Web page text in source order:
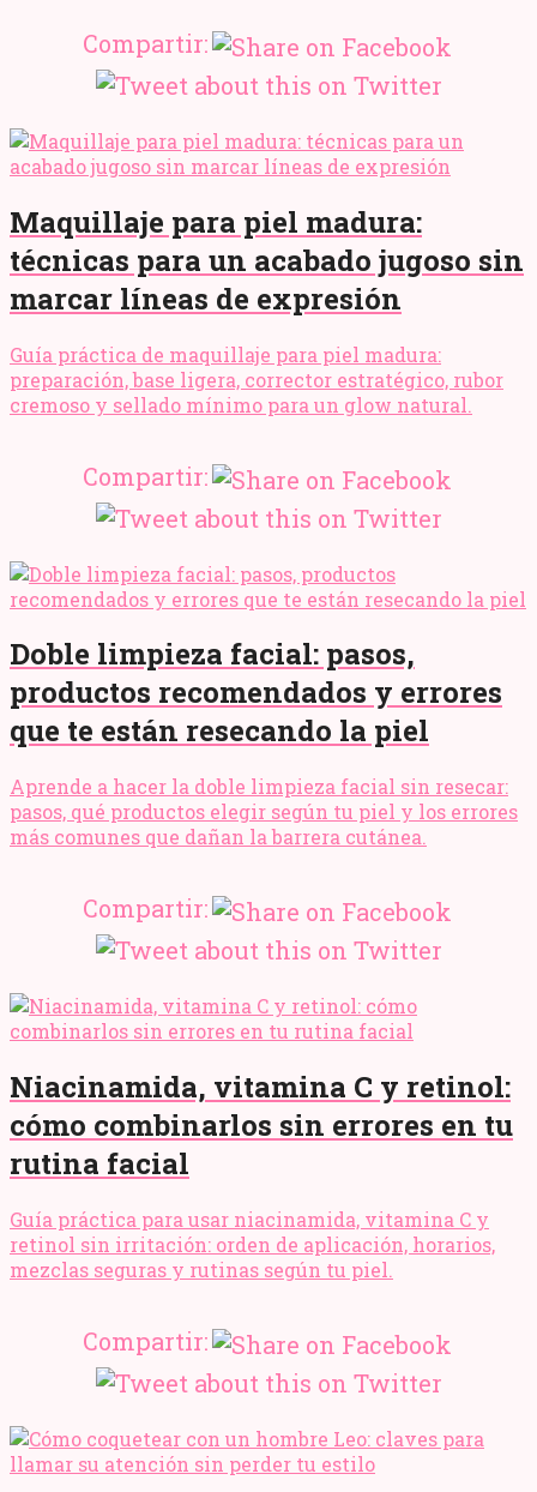
Compartir:
Maquillaje para piel madura:
técnicas para un acabado jugoso sin
marcar líneas de expresión
Guía práctica de maquillaje para piel madura:
preparación, base ligera, corrector estratégico, rubor
cremoso y sellado mínimo para un glow natural.
Compartir:
Doble limpieza facial: pasos,
productos recomendados y errores
que te están resecando la piel
Aprende a hacer la doble limpieza facial sin resecar:
pasos, qué productos elegir según tu piel y los errores
más comunes que dañan la barrera cutánea.
Compartir:
Niacinamida, vitamina C y retinol:
cómo combinarlos sin errores en tu
rutina facial
Guía práctica para usar niacinamida, vitamina C y
retinol sin irritación: orden de aplicación, horarios,
mezclas seguras y rutinas según tu piel.
Compartir: